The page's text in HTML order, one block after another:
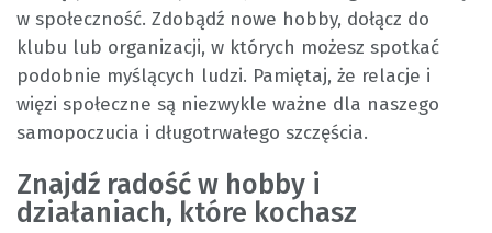
w społeczność. Zdobądź nowe hobby, dołącz do
klubu lub organizacji, w których możesz spotkać
podobnie myślących ludzi. Pamiętaj, że relacje i
więzi społeczne są niezwykle ważne dla naszego
samopoczucia i długotrwałego szczęścia.
Znajdź radość w hobby i
działaniach, które kochasz